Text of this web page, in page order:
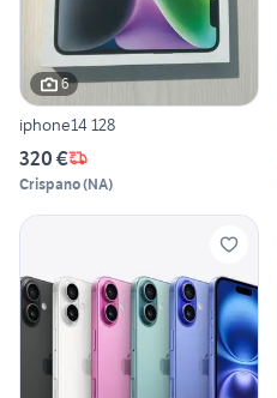
6
iphone14 128
320 €
Crispano(NA)